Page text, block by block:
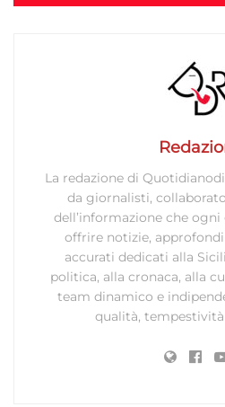
La redazione di
da giornalisti,
dell’informazione che
offrire notizie,
accurati dedicati alla
politica, alla cronaca, alla
team dinamico e
qualità,